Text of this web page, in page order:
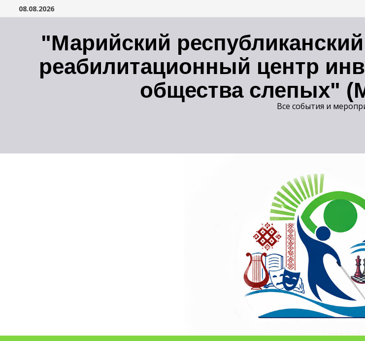
Перейти
к 08.08.2026
"Марийский
реабилитационный центр
общества слепых"
Все события и